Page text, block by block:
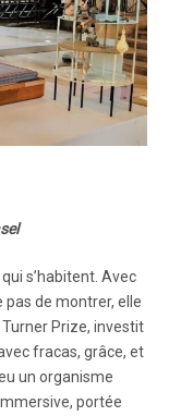
s’habitent. Avec
pas de montrer, elle
Prize, investit
fracas, grâce, et
un organisme
portée